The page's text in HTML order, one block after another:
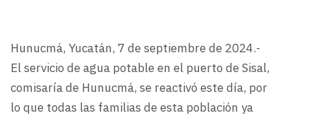
Hunucmá, Yucatán, 7 de septiembre de 2024.-
El servicio de agua potable en el puerto de Sisal,
comisaría de Hunucmá, se reactivó este día, por
lo que todas las familias de esta población ya